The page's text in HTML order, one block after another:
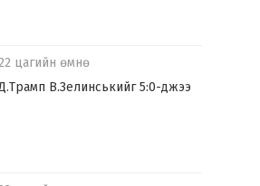
цагийн өмнө
В.Зелинськийг 5:0-джээ